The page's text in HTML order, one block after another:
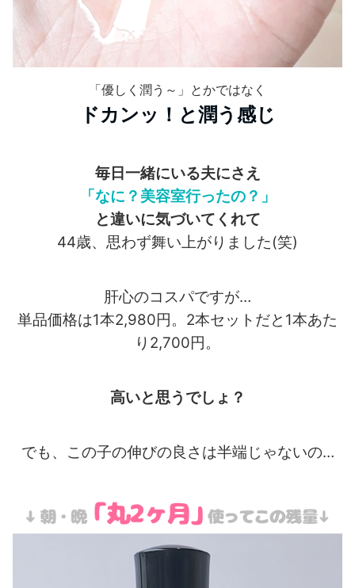
「優しく潤う～」とかではなく
ドカンッ！と潤う感じ
毎日一緒にいる夫にさえ
「なに？美容室行ったの？」
と違いに気づいてくれて
44歳、思わず舞い上がりました(笑)
肝心のコスパですが…
単品価格は1本2,980円。2本セットだと1本あた
り2,700円。
高いと思うでしょ？
でも、この子の伸びの良さは半端じゃないの…